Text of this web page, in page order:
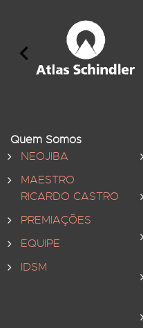
Quem Somos
NEOJIBA
MAESTRO
RICARDO CASTRO
PREMIAÇÕES
EQUIPE
IDSM